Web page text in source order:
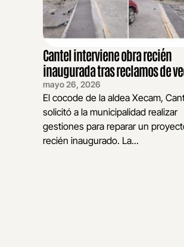
Cantel interviene obra recién
inaugurada tras reclamos de
mayo 26, 2026
El cocode de la aldea Xecam,
solicitó a la municipalidad realizar
gestiones para reparar un
recién inaugurado. La...